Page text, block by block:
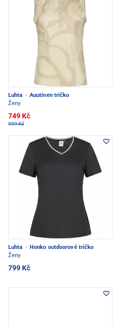
Luhta · Auutinen tričko
Ženy
749 Kč
999 Kč
Luhta · Honko outdoorové tričko
Ženy
799 Kč